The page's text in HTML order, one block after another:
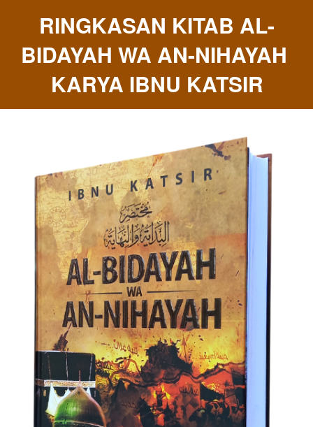
RINGKASAN KITAB AL-
BIDAYAH WA AN-NIHAYAH
KARYA IBNU KATSIR